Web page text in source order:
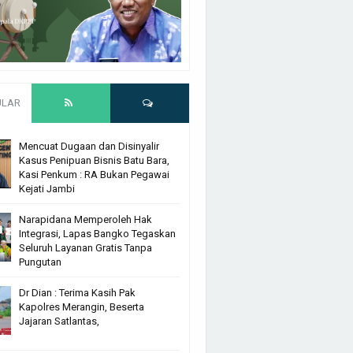
Mencuat Dugaan dan Disinyalir
Kasus Penipuan Bisnis Batu Bara,
Kasi Penkum : RA Bukan Pegawai
Kejati Jambi
Narapidana Memperoleh Hak
Integrasi, Lapas Bangko Tegaskan
Seluruh Layanan Gratis Tanpa
Pungutan
Dr Dian : Terima Kasih Pak
Kapolres Merangin, Beserta
Jajaran Satlantas,